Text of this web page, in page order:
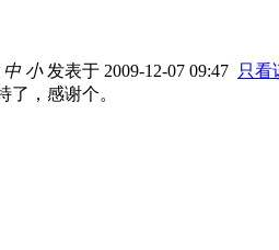
中 小发表于 2009-12-07 09:47 只看
了，感谢个。